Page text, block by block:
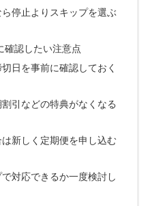
停止よりスキップを選ぶ
確認したい注意点
日を事前に確認しておく
引などの特典がなくなる
新しく定期便を申し込む
対応できるか一度検討し